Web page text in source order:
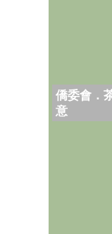
僑委會．
意